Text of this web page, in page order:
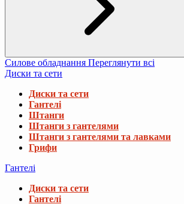
Силове обладнання Переглянути всі
Диски та сети
Диски та сети
Гантелі
Штанги
Штанги з гантелями
Штанги з гантелями та лавками
Грифи
Гантелі
Диски та сети
Гантелі